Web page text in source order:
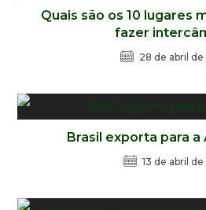
Quais são os 10 lugares
fazer
28 de abril
Brasil exporta para a
13 de abril de